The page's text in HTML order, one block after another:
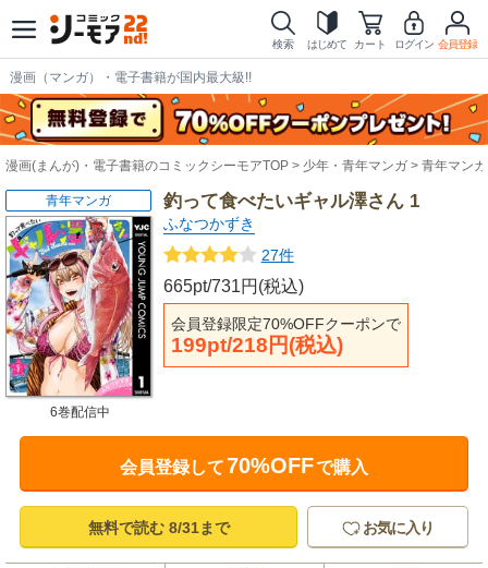
検索 はじめて カート ログイン 会員登録
漫画（マンガ）・電子書籍が国内最大級!!
漫画(まんが)・電子書籍のコミックシーモアTOP 少年・青年マンガ 青年マンガ
釣って食べたいギャル澤さん 1
ふなつかずき
27件
665pt/731円(税込)
会員登録限定70%OFFクーポンで
199pt/218円(税込)
青年マンガ
6巻配信中
会員登録して70%OFFで購入
無料で読む 8/31まで お気に入り